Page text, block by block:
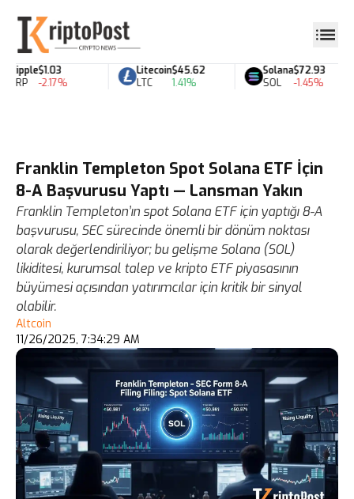
Ripple
XRP
$1.03
-2.17%
Litecoin
LTC
$45.62
1.41%
Solana
SOL
$72.93
-1.45%
Franklin Templeton Spot Solana ETF İçin
8-A Başvurusu Yaptı — Lansman Yakın
Franklin Templeton’ın spot Solana ETF için yaptığı 8-A
başvurusu, SEC sürecinde önemli bir dönüm noktası
olarak değerlendiriliyor; bu gelişme Solana (SOL)
likiditesi, kurumsal talep ve kripto ETF piyasasının
büyümesi açısından yatırımcılar için kritik bir sinyal
olabilir.
Altcoin
11/26/2025, 7:34:29 AM